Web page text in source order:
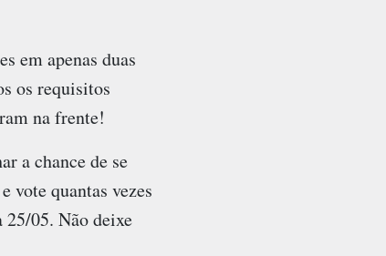
em apenas duas
os requisitos
na frente!
a chance de se
vote quantas vezes
25/05. Não deixe